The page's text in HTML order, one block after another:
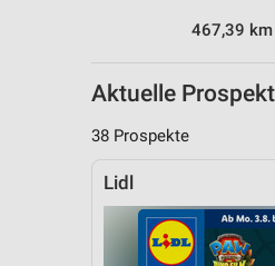
467,39 km
Aktuelle
38 Prospekte
Lidl
Nicht-IAB-Verarbeitungszwecke:
Notwendig
Performance